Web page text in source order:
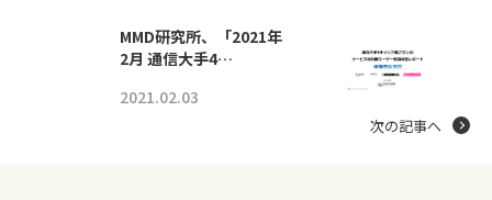
MMD研究所、「2021年
2月 通信大手4…
2021.02.03
次の記事へ